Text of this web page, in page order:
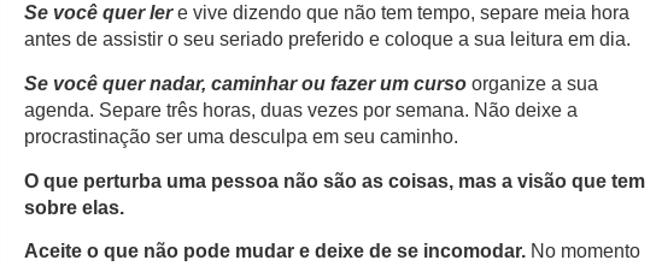
Se você quer lere vive dizendo que não tem tempo, separe meia hora
antes de assistir o seu seriado preferido e coloque a sua leitura em dia.
Se você quer nadar, caminhar ou fazer um curso organize a sua
agenda. Separe três horas, duas vezes por semana. Não deixe a
procrastinação ser uma desculpa em seu caminho.
O que perturba uma pessoa não são as coisas, mas a visão que tem
sobre elas.
Aceite o que não pode mudar e deixe de se incomodar. No momento